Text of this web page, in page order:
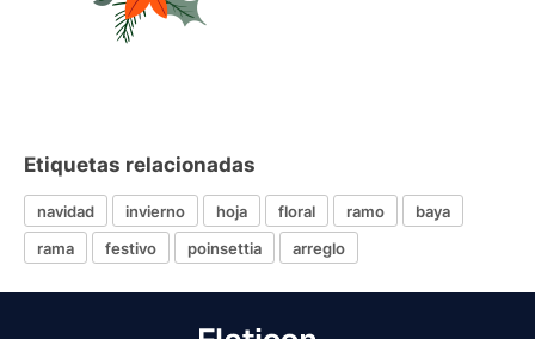
Etiquetas relacionadas
navidad invierno hoja floral ramo
baya
rama
festivo poinsettia arreglo